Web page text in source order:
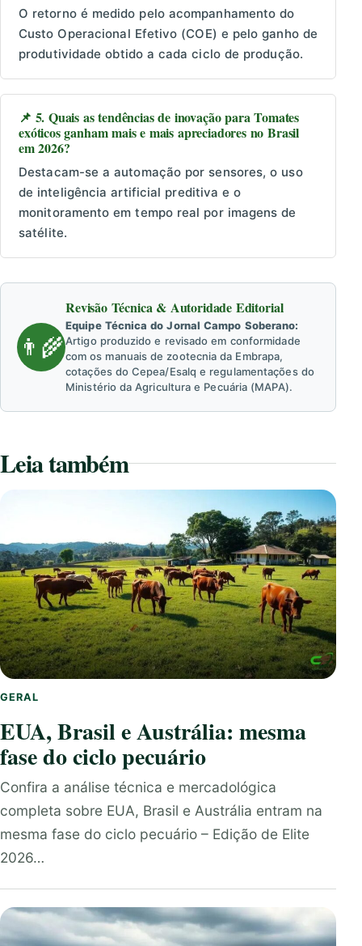
O retorno é medido pelo acompanhamento do
Custo Operacional Efetivo (COE) e pelo ganho de
produtividade obtido a cada ciclo de produção.
📌 5. Quais as tendências de inovação para Tomates
exóticos ganham mais e mais apreciadores no Brasil
em 2026?
Destacam-se a automação por sensores, o uso
de inteligência artificial preditiva e o
monitoramento em tempo real por imagens de
satélite.
👨‍🌾
Revisão Técnica & Autoridade Editorial
Equipe Técnica do Jornal Campo Soberano:
Artigo produzido e revisado em conformidade
com os manuais de zootecnia da Embrapa,
cotações do Cepea/Esalq e regulamentações do
Ministério da Agricultura e Pecuária (MAPA).
Leia também
GERAL
EUA, Brasil e Austrália: mesma
fase do ciclo pecuário
Confira a análise técnica e mercadológica
completa sobre EUA, Brasil e Austrália entram na
mesma fase do ciclo pecuário – Edição de Elite
2026…